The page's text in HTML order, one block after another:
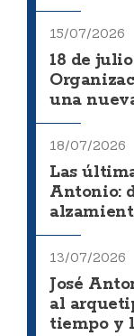
15/07/2026
18 de
una
18/07/2026
Las
Antonio:
13/07/2026
José
al
tiempo y